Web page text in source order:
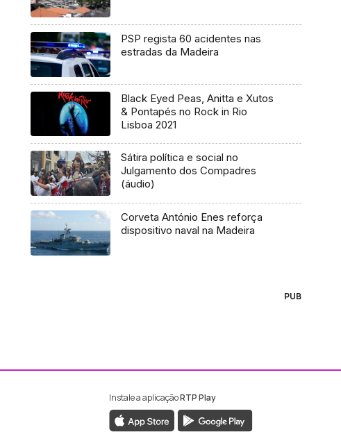
PSP regista 60 acidentes nas
estradas da Madeira
Black Eyed Peas, Anitta e Xutos
& Pontapés no Rock in Rio
Lisboa 2021
Sátira política e social no
Julgamento dos Compadres
(áudio)
Corveta António Enes reforça
dispositivo naval na Madeira
PUB
da RTP Madeira
Instagram da RTP Madeira
Instale a aplicaçãoRTP Play